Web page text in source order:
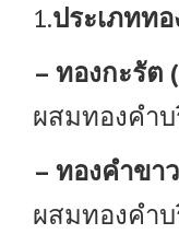
1.ประเภททอ
– ทองกะรัต
ผสมทองคำ
– ทองคำขา
ผสมทองคำ